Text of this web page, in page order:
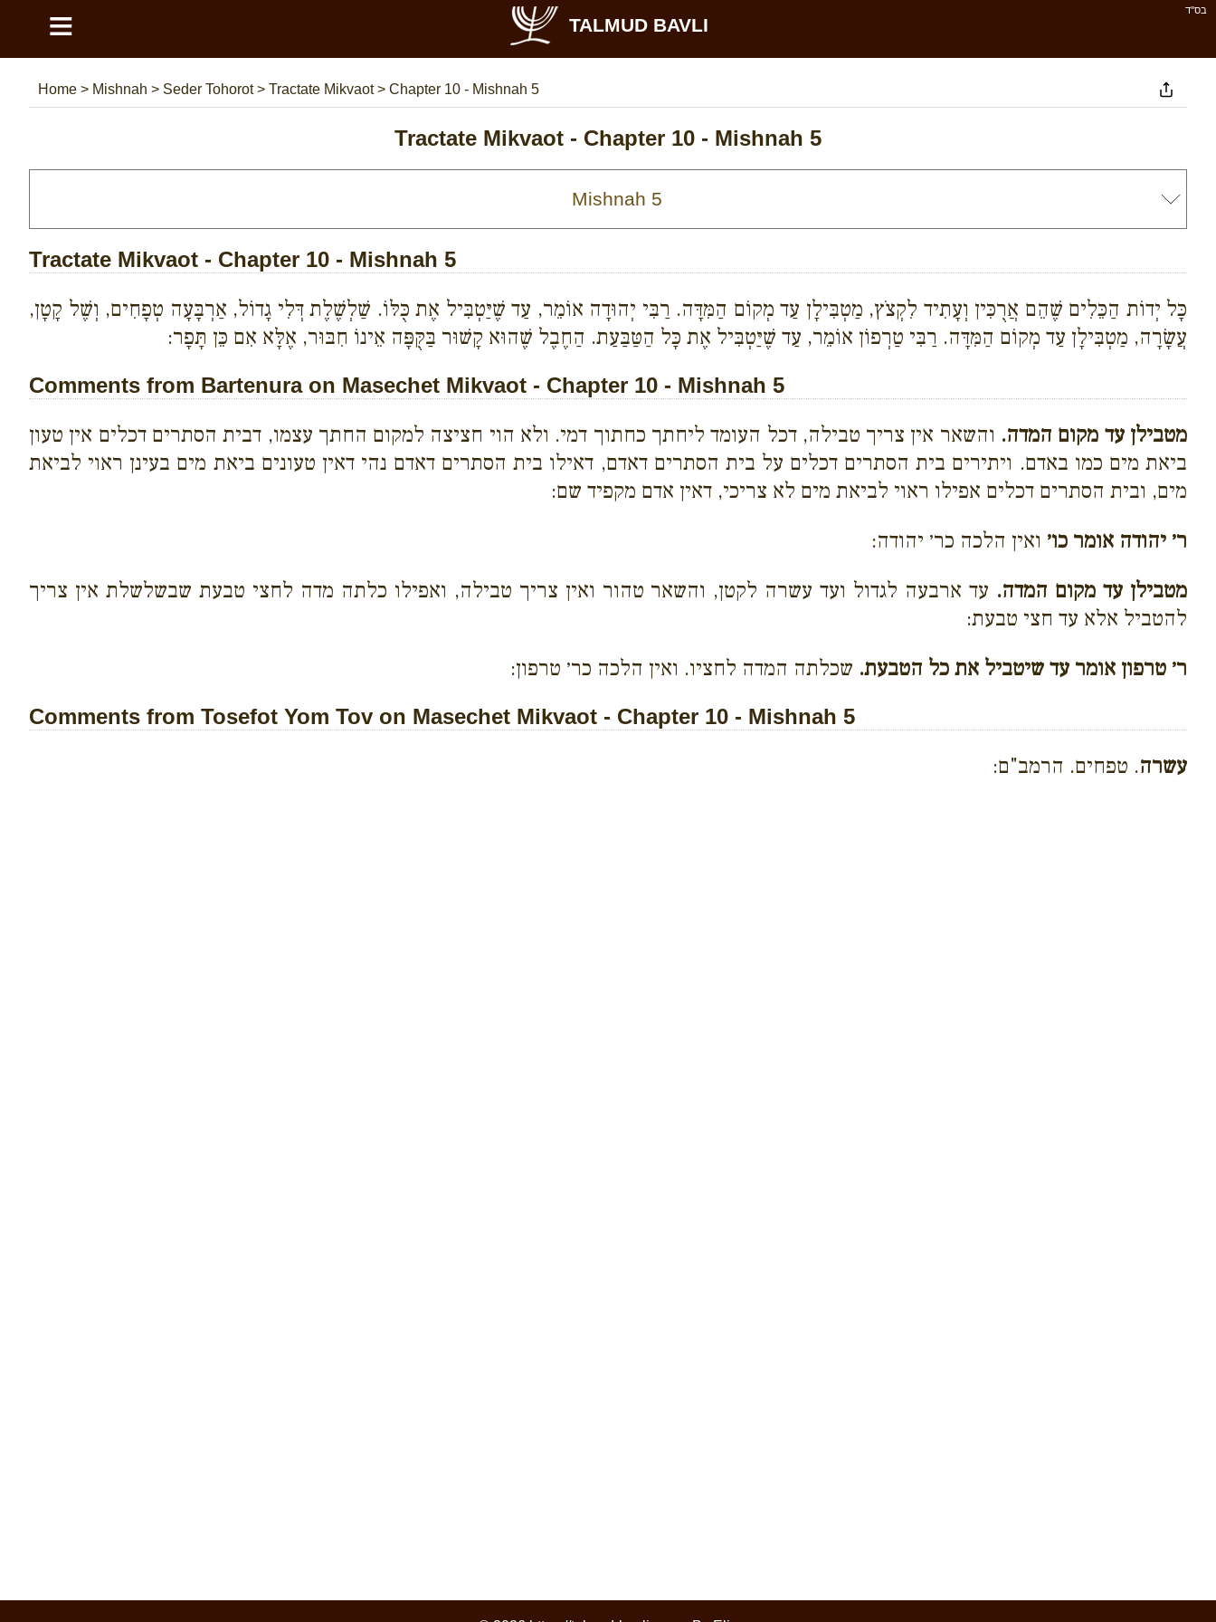
בס''ד ≡ TALMUD BAVLI
Home > Mishnah > Seder Tohorot> Tractate Mikvaot> Chapter 10 - Mishnah 5
Tractate Mikvaot - Chapter 10 - Mishnah 5
Tractate Mikvaot - Chapter 10 - Mishnah 5
כָּל יְדוֹת הַכֵּלִים שֶׁהֵם אֲרֻכִּין וְעָתִיד לִקְצֹץ, מַטְבִּילָן עַד מְקוֹם הַמִּדָּה. רַבִּי יְהוּדָה אוֹמֵר, עַד שֶׁיַּטְבִּיל אֶת כֻּלּוֹ. שַׁלְשֶׁלֶת דְּלִי גָדוֹל, אַרְבָּעָה טְפָחִים, וְשֶׁל קָטָן,
עֲשָׂרָה, מַטְבִּילָן עַד מְקוֹם הַמִּדָּה. רַבִּי טַרְפוֹן אוֹמֵר, עַד שֶׁיַּטְבִּיל אֶת כָּל הַטַּבַּעַת. הַחֶבֶל שֶׁהוּא קָשׁוּר בַּקֻּפָּה אֵינוֹ חִבּוּר, אֶלָּא אִם כֵּן תָּפָר:
Comments from Bartenura on Masechet Mikvaot - Chapter 10 - Mishnah 5
מטבילן עד מקום המדה. והשאר אין צריך טבילה, דכל העומד ליחתך כחתוך דמי. ולא הוי חציצה למקום החתך עצמו, דבית הסתרים דכלים אין טעון
ביאת מים כמו באדם. ויתירים בית הסתרים דכלים על בית הסתרים דאדם, דאילו בית הסתרים דאדם נהי דאין טעונים ביאת מים בעינן ראוי לביאת
מים, ובית הסתרים דכלים אפילו ראוי לביאת מים לא צריכי, דאין אדם מקפיד שם:
ר׳ יהודה אומר כו׳ ואין הלכה כר׳ יהודה:
מטבילן עד מקום המדה. עד ארבעה לגדול ועד עשרה לקטן, והשאר טהור ואין צריך טבילה, ואפילו כלתה מדה לחצי טבעת שבשלשלת אין צריך
להטביל אלא עד חצי טבעת:
ר׳ טרפון אומר עד שיטביל את כל הטבעת. שכלתה המדה לחציו. ואין הלכה כר׳ טרפון:
Comments from Tosefot Yom Tov on Masechet Mikvaot - Chapter 10 - Mishnah 5
עשרה. טפחים. הרמב"ם: